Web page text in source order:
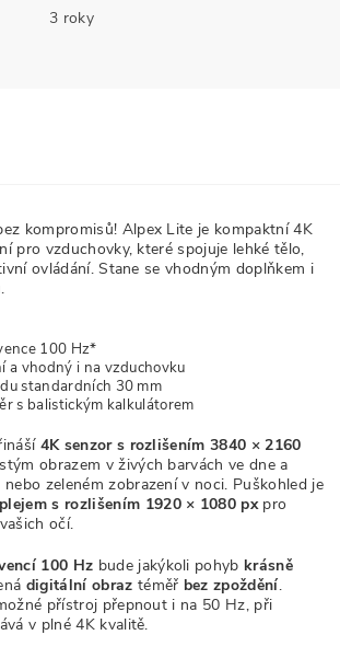
3 roky
kompromisů! Alpex Lite je kompaktní 4K
pro vzduchovky, které spojuje lehké tělo,
ovládání. Stane se vhodným doplňkem i
100 Hz*
a vhodný i na vzduchovku
standardních 30 mm
s balistickým kalkulátorem
4K senzor s rozlišením 3840 × 2160
obrazem v živých barvách ve dne a
zeleném zobrazení v noci. Puškohled je
s rozlišením 1920 × 1080 px pro
očí.
100 Hz bude jakýkoli pohyb krásně
digitální obraz téměř bez zpoždění.
přístroj přepnout i na 50 Hz, při
v plné 4K kvalitě.